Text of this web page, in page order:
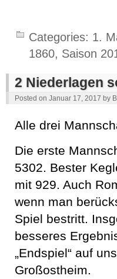
Categories: 1.
1860, Saison
2 Niederlagen
Posted on Januar 17, 2017 by
Alle drei
Die erste
5302. Bester
mit 929. Auch
wenn man
Spiel bestritt.
besseres
„Endspiel“ auf
Großostheim.